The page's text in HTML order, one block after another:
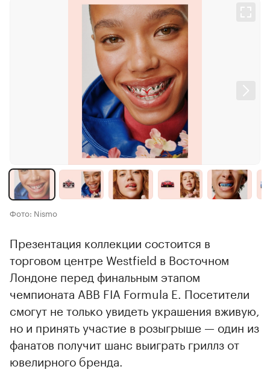
Фото: Nismo
Презентация коллекции состоится в
торговом центре Westfield в Восточном
Лондоне перед финальным этапом
чемпионата ABB FIA Formula E. Посетители
смогут не только увидеть украшения вживую,
но и принять участие в розыгрыше — один из
фанатов получит шанс выиграть гриллз от
ювелирного бренда.